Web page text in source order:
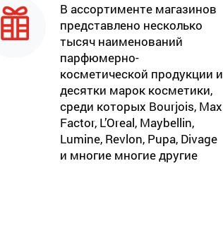
В ассортименте магазинов
представлено несколько
тысяч наименований
парфюмерно-
косметической продукции и
десятки марок косметики,
среди которых Bourjois, Max
Factor, L’Oreal, Maybellin,
Lumine, Revlon, Pupa, Divage
и многие многие другие